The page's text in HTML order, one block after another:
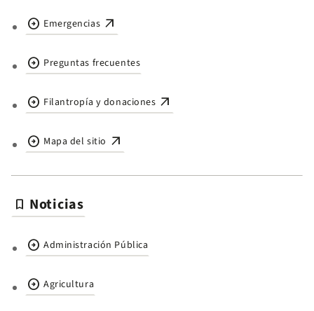
arrow_circle_right Emergencias arrow_outward
arrow_circle_right Preguntas frecuentes
arrow_circle_right Filantropía y donaciones arrow_outward
arrow_circle_right Mapa del sitio arrow_outward
bookmark Noticias
arrow_circle_right Administración Pública
arrow_circle_right Agricultura